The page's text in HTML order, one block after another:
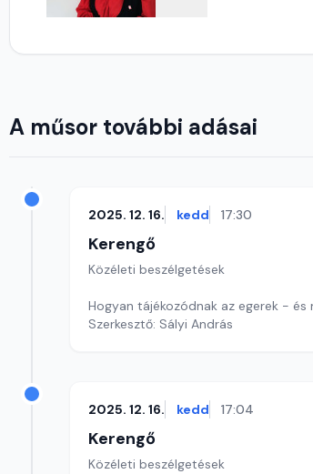
A műsor további adásai
2025. 12. 16. kedd 17:30
Kerengő
Közéleti beszélgetések
Hogyan tájékozódnak az egerek - és
Szerkesztő: Sályi András
2025. 12. 16. kedd 17:04
Kerengő
Közéleti beszélgetések